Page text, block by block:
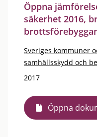
Öppna
säkerhet 2016,
Sveriges kommuner
samhällsskydd och
2017
Öppna